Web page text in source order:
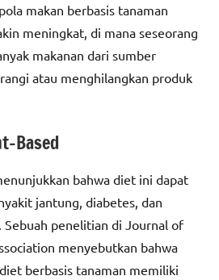
makan berbasis tanaman
meningkat, di mana seseorang
makanan dari sumber
atau menghilangkan produk
Based
bahwa diet ini dapat
jantung, diabetes, dan
Sebuah penelitian di Journal of
menyebutkan bahwa
berbasis tanaman memiliki